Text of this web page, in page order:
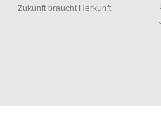
Zukunft braucht Herkunft